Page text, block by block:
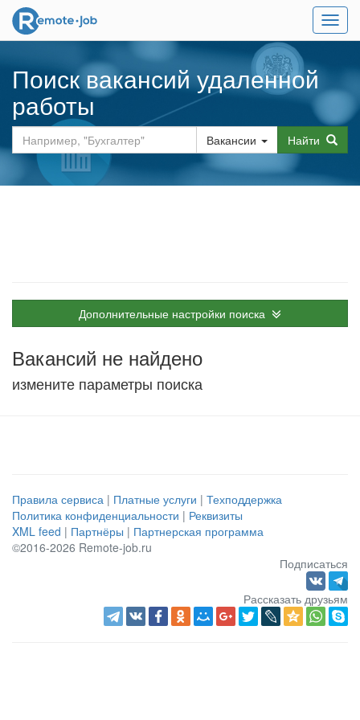
Меню
Поиск вакансий удаленной
работы
Вакансии Найти
Дополнительные настройки поиска
Вакансий не найдено
измените параметры поиска
Правила сервиса | Платные услуги | Техподдержка
Политика конфиденциальности | Реквизиты
XML feed | Партнёры | Партнерская программа
©2016-2026 Remote-job.ru
Подписаться
Рассказать друзьям